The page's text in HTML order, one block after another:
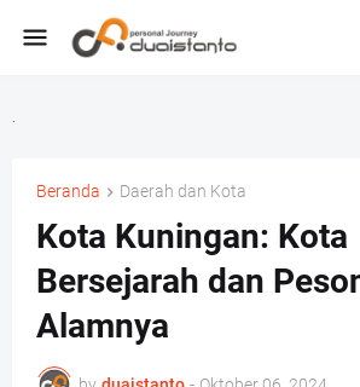
Beranda Daerah dan Kota
Kota Kuningan: Kota
Bersejarah dan
Alamnya